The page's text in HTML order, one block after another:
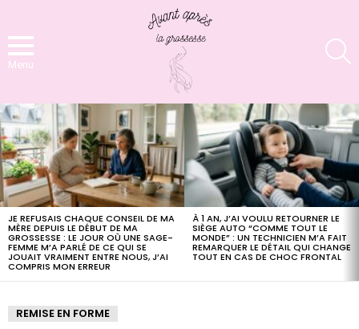
Menu
LATEST
STORIES
JE REFUSAIS CHAQUE CONSEIL DE MA
MÈRE DEPUIS LE DÉBUT DE MA
GROSSESSE : LE JOUR OÙ UNE SAGE-
FEMME M’A PARLÉ DE CE QUI SE
JOUAIT VRAIMENT ENTRE NOUS, J’AI
COMPRIS MON ERREUR
À 1 AN, J’AI VOULU RETOURNER LE
SIÈGE AUTO “COMME TOUT LE
MONDE” : UN TECHNICIEN M’A FAIT
REMARQUER LE DÉTAIL QUI CHANGE
TOUT EN CAS DE CHOC FRONTAL
REMISE EN FORME